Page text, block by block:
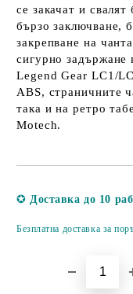
се закачат и
бързо заключване,
закрепване на
сигурно задържане
Legend Gear LC1/
ABS, страничните
така и на ретро
Motech.
✪ Доставка до 10
Безплатна доставка за